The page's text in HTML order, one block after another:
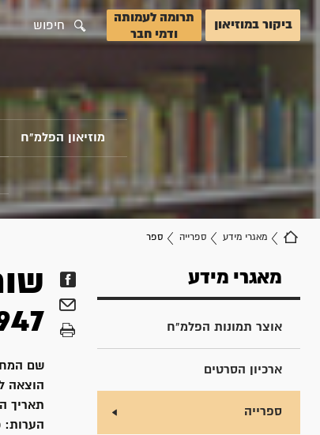
ביקור במוזיאון
תרומה לעמותה
ודמי חבר
חיפוש
מוזיאון הפלמ"ח
מאגרי מידע ספרייה ספר
מאגרי מידע
אוצר תמונות הפלמ"ח
ארכיון הסרטים
ספרייה
שם
הוצאה
תאריך
הערות: